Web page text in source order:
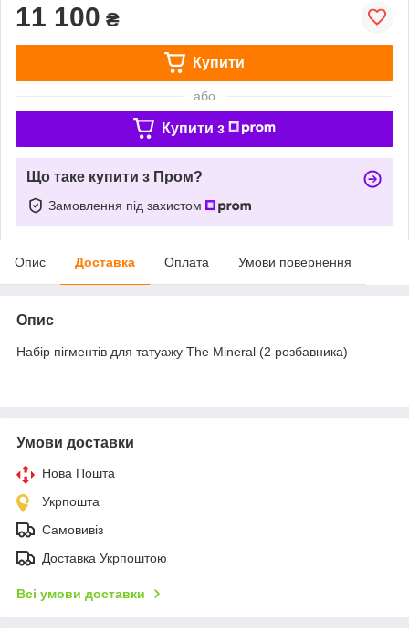
11 100 ₴
Купити
або
Купити з
Що таке купити з Пром?
Замовлення під захистом
Опис Доставка Оплата Умови повернення
Опис
Набір пігментів для татуажу The Mineral (2 розбавника)
Умови доставки
Нова Пошта
Укрпошта
Самовивіз
Доставка Укрпоштою
Всі умови доставки